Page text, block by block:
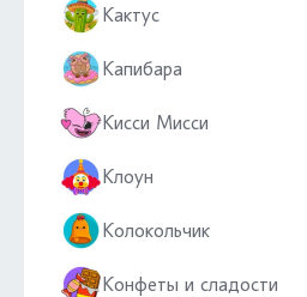
Кактус
Капибара
Кисси Мисси
Клоун
Колокольчик
Конфеты и сладости